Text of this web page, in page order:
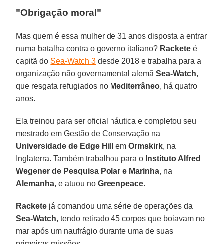
"Obrigação moral"
Mas quem é essa mulher de 31 anos disposta a entrar
numa batalha contra o governo italiano? Rackete é
capitã do Sea-Watch 3 desde 2018 e trabalha para a
organização não governamental alemãSea-Watch,
que resgata refugiados no Mediterrâneo, há quatro
anos.
Ela treinou para ser oficial náutica e completou seu
mestrado em Gestão de Conservação na
Universidade de Edge Hill
emOrmskirk, na
Inglaterra. Também trabalhou para o Instituto Alfred
Wegener de Pesquisa Polar e Marinha, na
Alemanha, e atuou noGreenpeace.
Rackete já comandou uma série de operações da
Sea-Watch, tendo retirado 45 corpos que boiavam no
mar após um naufrágio durante uma de suas